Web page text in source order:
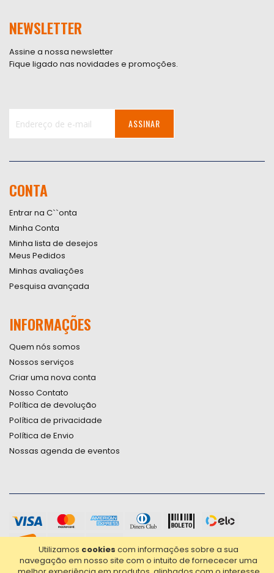
Utilizamos cookies com informações sobre a sua
navegação em nosso site com o intuito de fornececer uma
NEWSLETTER
Assine a nossa newsletter
Fique ligado nas novidades e promoções.
Newsletter:
ASSINAR
CONTA
Entrar na C``onta
Minha Conta
Minha lista de desejos
Meus Pedidos
Minhas avaliações
Pesquisa avançada
INFORMAÇÕES
Quem nós somos
Nossos serviços
Criar uma nova conta
Nosso Contato
Política de devolução
Política de privacidade
Política de Envio
Nossas agenda de eventos